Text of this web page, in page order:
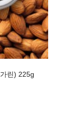
린) 225g